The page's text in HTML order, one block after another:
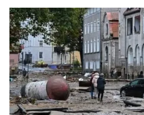
wsparcie całego regionu.
naprawdę dzieje się na
pomoc będzie ważna,
dolnośląska pisarka i